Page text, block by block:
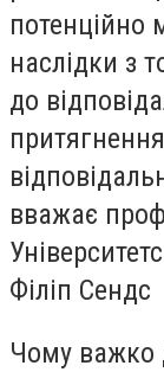
потенційно
наслідки з
до
вважає
Філіп Сендс
Чому важко